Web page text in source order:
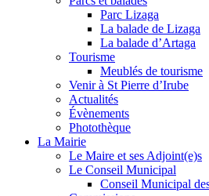
Parc Lizaga
La balade de Lizaga
La balade d’Artaga
Tourisme
Meublés de tourisme
Venir à St Pierre d’Irube
Actualités
Évènements
Photothèque
La Mairie
Le Maire et ses Adjoint(e)s
Le Conseil Municipal
Conseil Municipal